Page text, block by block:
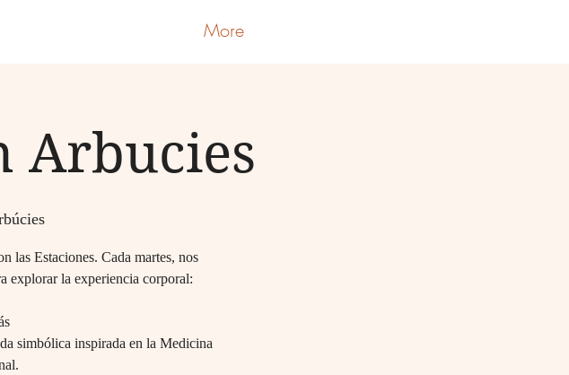
More
Arbucies
las Estaciones. Cada martes, nos
explorar la experiencia corporal:
simbólica inspirada en la Medicina